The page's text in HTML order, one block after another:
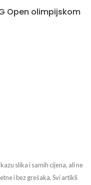
Open olimpijskom
slika i samih cijena, ali ne
i bez grešaka. Svi artikli